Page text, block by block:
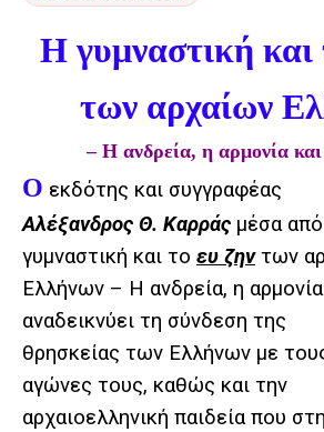
Η γυμναστική και
των αρχαίων
– Η ανδρεία, η αρμονία
O εκδότης και συγγραφέας
Αλέξανδρος Θ. Καρράς μέσα
γυμναστική και το ευ ζηντων
Ελλήνων – Η ανδρεία, η
αναδεικνύει τη σύνδεση της
θρησκείας των Ελλήνων με
αγώνες τους, καθώς και την
αρχαιοελληνική παιδεία που